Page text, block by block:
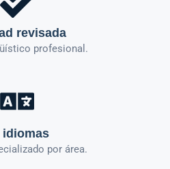
revisada
profesional.
idiomas
por área.